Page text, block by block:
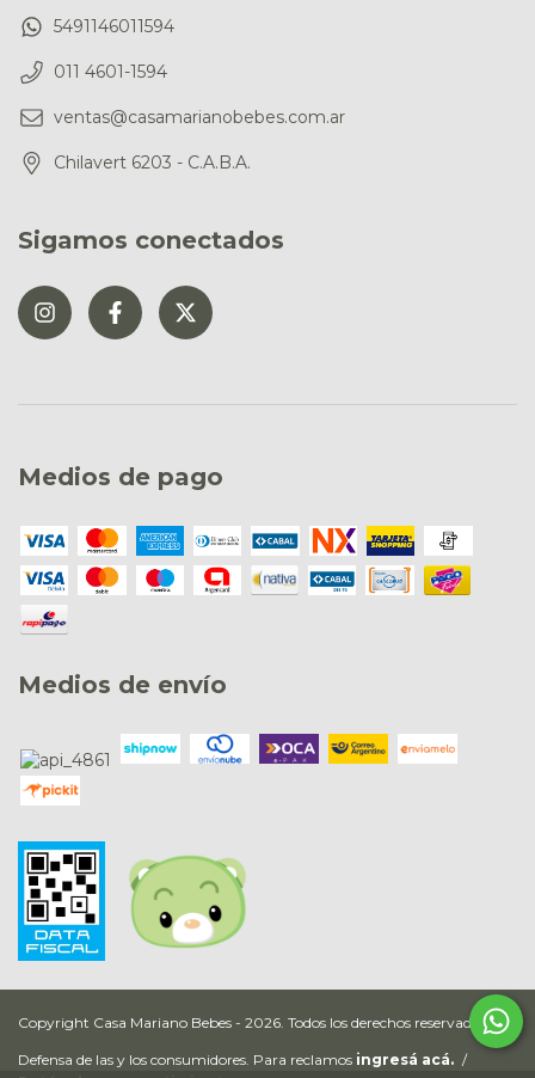
5491146011594
011 4601-1594
ventas@casamarianobebes.com.ar
Chilavert 6203 - C.A.B.A.
Sigamos conectados
Medios de pago
Medios de envío
Copyright Casa Mariano Bebes - 2026. Todos los derechos reservados.
Defensa de las y los consumidores. Para reclamos ingresá acá. /